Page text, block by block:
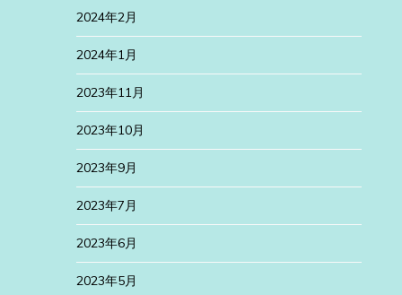
2024年2月
2024年1月
2023年11月
2023年10月
2023年9月
2023年7月
2023年6月
2023年5月